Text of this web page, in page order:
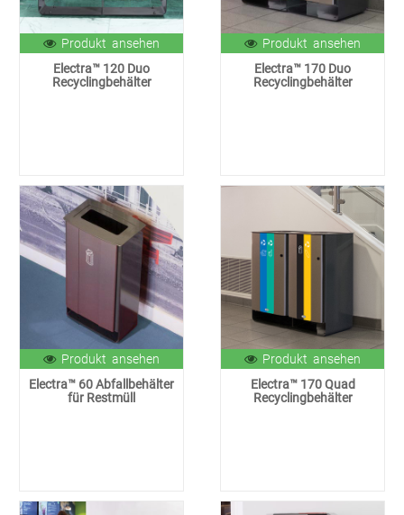
Produkt ansehen
Electra™ 120 Duo
Recyclingbehälter
Produkt ansehen
Electra™ 170 Duo
Recyclingbehälter
Produkt ansehen
Electra™ 60 Abfallbehälter
für Restmüll
Produkt ansehen
Electra™ 170 Quad
Recyclingbehälter